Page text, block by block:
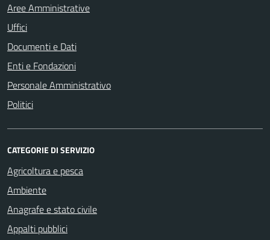
Aree Amministrative
Uffici
Documenti e Dati
Enti e Fondazioni
Personale Amministrativo
Politici
CATEGORIE DI SERVIZIO
Agricoltura e pesca
Ambiente
Anagrafe e stato civile
Appalti pubblici